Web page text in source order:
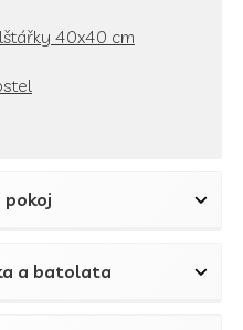
40x40 cm
pokoj
a batolata